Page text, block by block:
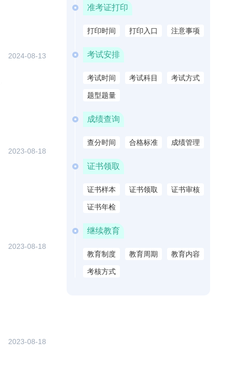
2024-08-13
2023-08-18
2023-08-18
2023-08-18
准考证打印
打印时间 打印入口 注意事项
考试安排
考试时间 考试科目 考试方式
题型题量
成绩查询
查分时间 合格标准 成绩管理
证书领取
证书样本 证书领取 证书审核
证书年检
继续教育
教育制度 教育周期 教育内容
考核方式